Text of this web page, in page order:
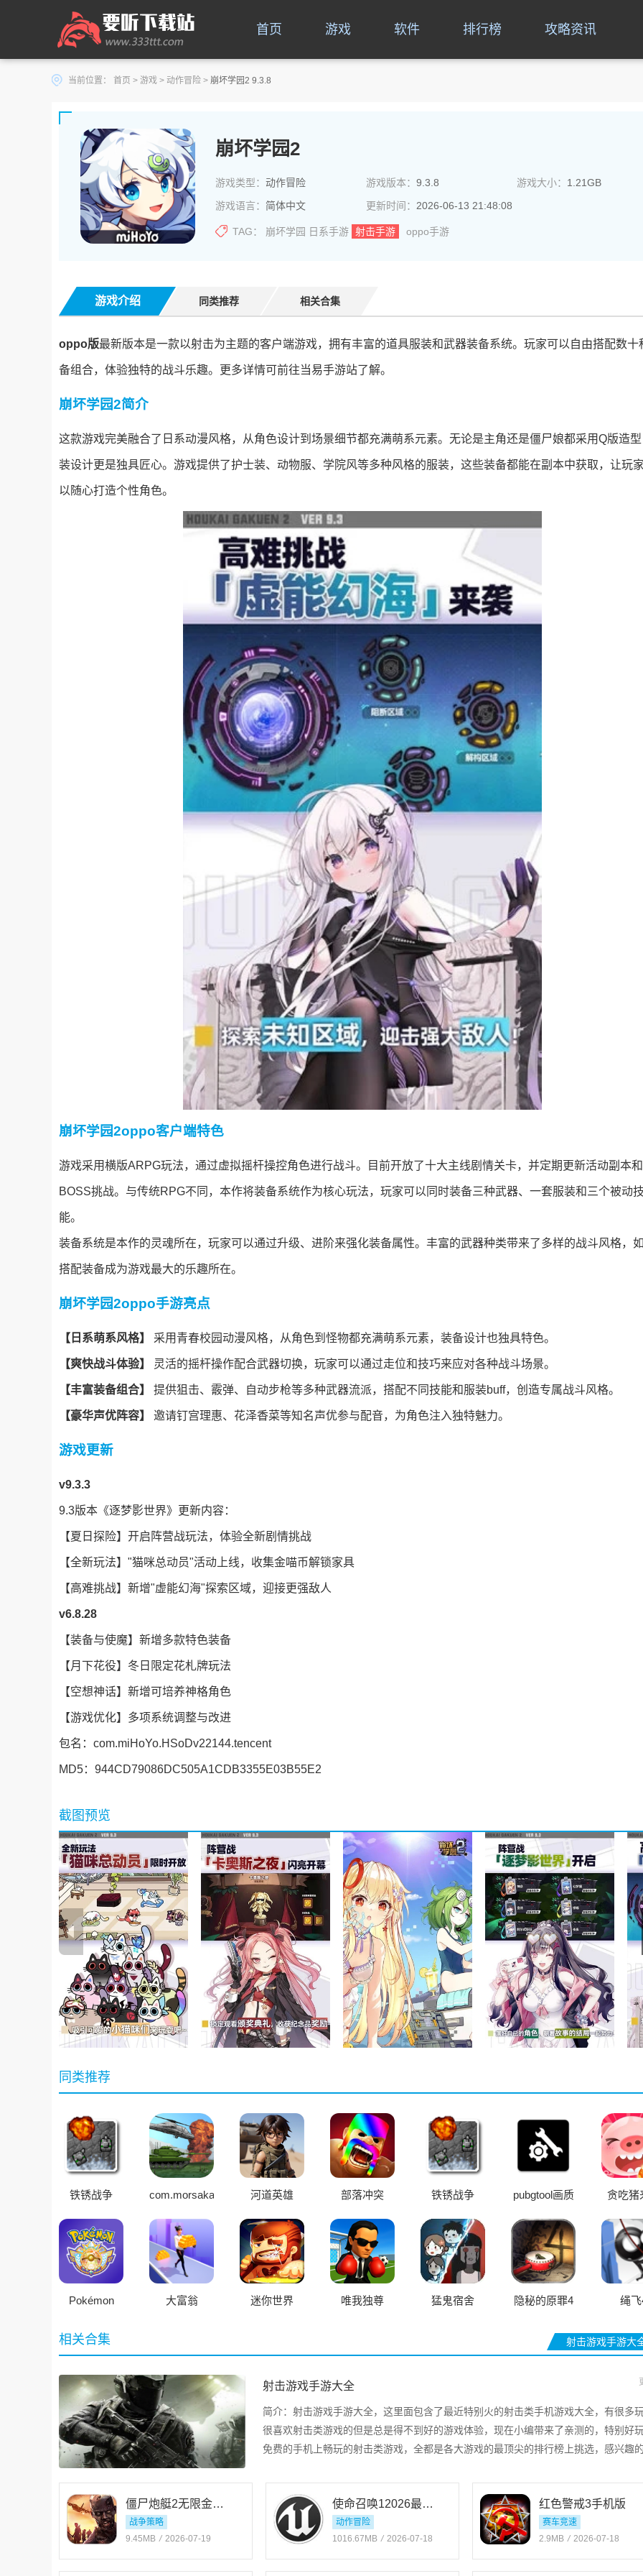
首页 游戏 软件 排行榜 攻略资讯
当前位置： 首页 > 游戏 > 动作冒险 > 崩坏学园2 9.3.8
崩坏学园2
游戏类型： 动作冒险 游戏版本： 9.3.8 游戏大小： 1.21GB
游戏语言： 简体中文 更新时间： 2026-06-13 21:48:08
TAG： 崩坏学园 日系手游 射击手游 oppo手游
游戏介绍 同类推荐 相关合集
oppo版最新版本是一款以射击为主题的客户端游戏，拥有丰富的道具服装和武器装备系统。玩家可以自由搭配数十
备组合，体验独特的战斗乐趣。更多详情可前往当易手游站了解。
崩坏学园2简介
这款游戏完美融合了日系动漫风格，从角色设计到场景细节都充满萌系元素。无论是主角还是僵尸娘都采用Q版造
装设计更是独具匠心。游戏提供了护士装、动物服、学院风等多种风格的服装，这些装备都能在副本中获取，让玩
以随心打造个性角色。
崩坏学园2oppo客户端特色
游戏采用横版ARPG玩法，通过虚拟摇杆操控角色进行战斗。目前开放了十大主线剧情关卡，并定期更新活动副本和
BOSS挑战。与传统RPG不同，本作将装备系统作为核心玩法，玩家可以同时装备三种武器、一套服装和三个被动
能。
装备系统是本作的灵魂所在，玩家可以通过升级、进阶来强化装备属性。丰富的武器种类带来了多样的战斗风格，
搭配装备成为游戏最大的乐趣所在。
崩坏学园2oppo手游亮点
【日系萌系风格】 采用青春校园动漫风格，从角色到怪物都充满萌系元素，装备设计也独具特色。
【爽快战斗体验】 灵活的摇杆操作配合武器切换，玩家可以通过走位和技巧来应对各种战斗场景。
【丰富装备组合】 提供狙击、霰弹、自动步枪等多种武器流派，搭配不同技能和服装buff，创造专属战斗风格。
【豪华声优阵容】 邀请钉宫理惠、花泽香菜等知名声优参与配音，为角色注入独特魅力。
游戏更新
v9.3.3
9.3版本《逐梦影世界》更新内容：
【夏日探险】开启阵营战玩法，体验全新剧情挑战
【全新玩法】"猫咪总动员"活动上线，收集金喵币解锁家具
【高难挑战】新增"虚能幻海"探索区域，迎接更强敌人
v6.8.28
【装备与使魔】新增多款特色装备
【月下花役】冬日限定花札牌玩法
【空想神话】新增可培养神格角色
【游戏优化】多项系统调整与改进
包名：com.miHoYo.HSoDv22144.tencent
MD5：944CD79086DC505A1CDB3355E03B55E2
截图预览
同类推荐
铁锈战争 com.morsakabi.totaldestruction.android
安装器
河道英雄 部落冲突 铁锈战争 pubgtool画质
助手
贪吃猪
Pokémon 大富翁 迷你世界 唯我独尊 猛鬼宿舍 隐秘的原罪4 绳
相关合集 射击游戏手游大
射击游戏手游大全
简介： 射击游戏手游大全，这里面包含了最近特别火的射击类手机游戏大全，有很多
很喜欢射击类游戏的但是总是得不到好的游戏体验，现在小编带来了亲测的，特别好
免费的手机上畅玩的射击类游戏，全都是各大游戏的最顶尖的排行榜上挑选，感兴趣
僵尸炮艇2无限金砖版
战争策略
9.45MB / 2026-07-19
使命召唤12026最新官方版
动作冒险
1016.67MB / 2026-07-18
红色警戒3手机版
赛车竞速
2.9MB / 2026-07-18